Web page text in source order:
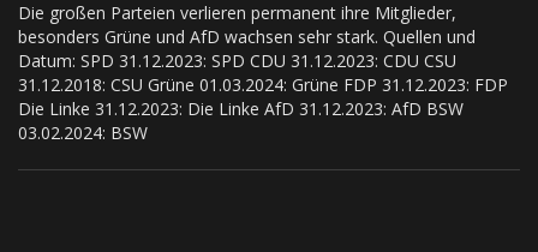
Die großen Parteien verlieren permanent ihre Mitglieder,
besonders Grüne und AfD wachsen sehr stark. Quellen und
Datum: SPD 31.12.2023: SPD CDU 31.12.2023: CDU CSU
31.12.2018: CSU Grüne 01.03.2024: Grüne FDP 31.12.2023: FDP
Die Linke 31.12.2023: Die Linke AfD 31.12.2023: AfD BSW
03.02.2024: BSW